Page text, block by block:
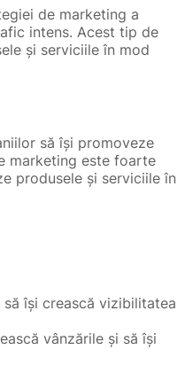
de marketing a
intens. Acest tip de
și serviciile în mod
să își promoveze
marketing este foarte
produsele și serviciile în
își crească vizibilitatea
vânzările și să își